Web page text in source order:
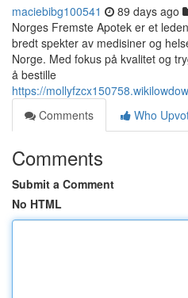
maciebibg100541 89 days ago
Norges Fremste Apotek er et
bredt spekter av medisiner og
Norge. Med fokus på kvalitet og
å bestille
https://
Comments
Who
Comments
Submit a Comment
No HTML